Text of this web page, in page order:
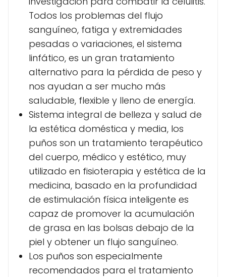
Todos los problemas del flujo
sanguíneo, fatiga y extremidades
pesadas o variaciones, el sistema
linfático, es un gran tratamiento
alternativo para la pérdida de peso y
nos ayudan a ser mucho más
saludable, flexible y lleno de energía.
Sistema integral de belleza y salud de
la estética doméstica y media, los
puños son un tratamiento terapéutico
del cuerpo, médico y estético, muy
utilizado en fisioterapia y estética de la
medicina, basado en la profundidad
de estimulación física inteligente es
capaz de promover la acumulación
de grasa en las bolsas debajo de la
piel y obtener un flujo sanguíneo.
Los puños son especialmente
recomendados para el tratamiento